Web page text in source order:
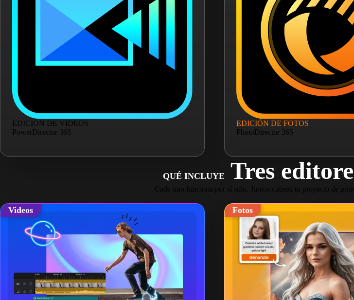
EDICIÓN DE VIDEOS
PowerDirector 365
EDICIÓN DE FOTOS
PhotoDirector 365
QUÉ INCLUYE Tres
Cada uno funciona por sí solo. Juntos cubren tu proyecto de
Videos Fotos